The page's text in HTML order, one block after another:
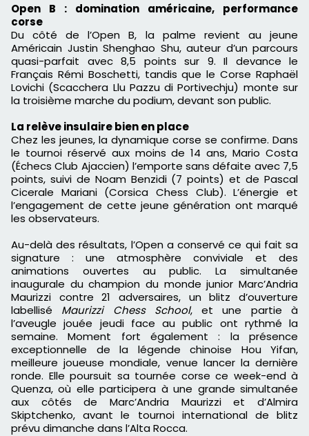
Open B : domination américaine, performance
corse
Du côté de l’Open B, la palme revient au jeune
Américain Justin Shenghao Shu, auteur d’un parcours
quasi-parfait avec 8,5 points sur 9. Il devance le
Français Rémi Boschetti, tandis que le Corse Raphaël
Lovichi (Scacchera Llu Pazzu di Portivechju) monte sur
la troisième marche du podium, devant son public.
La relève insulaire bien en place
Chez les jeunes, la dynamique corse se confirme. Dans
le tournoi réservé aux moins de 14 ans, Mario Costa
(Échecs Club Ajaccien) l’emporte sans défaite avec 7,5
points, suivi de Noam Benzidi (7 points) et de Pascal
Cicerale Mariani (Corsica Chess Club). L’énergie et
l’engagement de cette jeune génération ont marqué
les observateurs.
Au-delà des résultats, l’Open a conservé ce qui fait sa
signature : une atmosphère conviviale et des
animations ouvertes au public. La simultanée
inaugurale du champion du monde junior Marc’Andria
Maurizzi contre 21 adversaires, un blitz d’ouverture
labellisé Maurizzi Chess School, et une partie à
l’aveugle jouée jeudi face au public ont rythmé la
semaine. Moment fort également : la présence
exceptionnelle de la légende chinoise Hou Yifan,
meilleure joueuse mondiale, venue lancer la dernière
ronde. Elle poursuit sa tournée corse ce week-end à
Quenza, où elle participera à une grande simultanée
aux côtés de Marc’Andria Maurizzi et d’Almira
Skiptchenko, avant le tournoi international de blitz
prévu dimanche dans l’Alta Rocca.